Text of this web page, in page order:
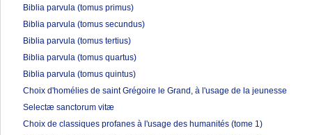
Biblia parvula (tomus primus)
Biblia parvula (tomus secundus)
Biblia parvula (tomus tertius)
Biblia parvula (tomus quartus)
Biblia parvula (tomus quintus)
Choix d'homélies de saint Grégoire le Grand, à l'usage de la jeunesse
Selectæ sanctorum vitæ
Choix de classiques profanes à l'usage des humanités (tome 1)